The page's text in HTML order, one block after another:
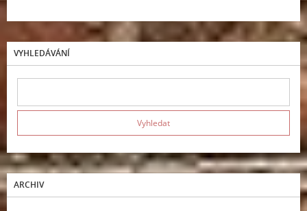
VYHLEDÁVÁNÍ
ARCHIV